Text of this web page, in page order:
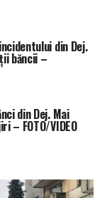
din Dej.
băncii –
din Dej. Mai
– FOTO/VIDEO